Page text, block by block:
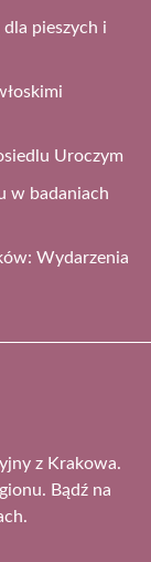
pieszych i
Uroczym
w badaniach
Wydarzenia
z Krakowa.
Bądź na